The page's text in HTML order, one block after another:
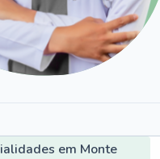
em Monte